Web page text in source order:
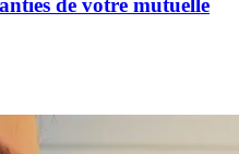
de votre mutuelle